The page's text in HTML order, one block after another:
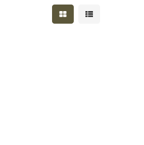
Mostrar resultados em
Mostrar